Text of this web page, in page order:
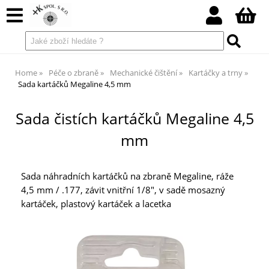
Home Péče o zbraně Mechanické čištění
Kartáčky a trny
Sada kartáčků Megaline 4,5 mm
Sada čistích kartáčků Megaline 4,5
mm
Sada náhradních kartáčků na zbraně Megaline, ráže
4,5 mm / .177, závit vnitřní 1/8", v sadě mosazný
kartáček, plastový kartáček a lacetka